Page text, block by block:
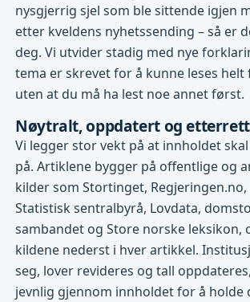
nysgjerrig sjel som ble sittende igjen
etter kveldens nyhetssending – så er
deg. Vi utvider stadig med nye
tema er skrevet for å kunne leses helt
uten at du må ha lest noe annet først.
Nøytralt, oppdatert og
Vi legger stor vekt på at innholdet
på. Artiklene bygger på offentlige og
kilder som Stortinget, Regjeringen.no,
Statistisk sentralbyrå, Lovdata,
sambandet og Store norske leksikon,
kildene nederst i hver artikkel.
seg, lover revideres og tall
jevnlig gjennom innholdet for å holde